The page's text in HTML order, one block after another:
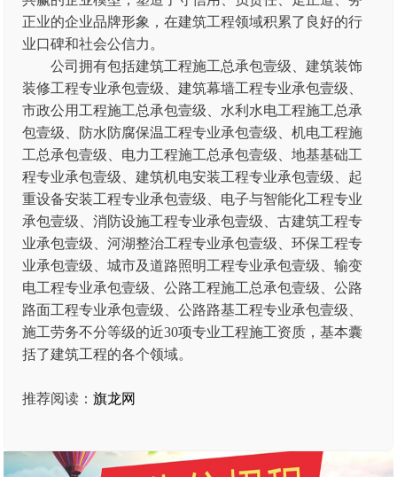
正业的企业品牌形象，在建筑工程领域积累了良好的行
业口碑和社会公信力。
公司拥有包括建筑工程施工总承包壹级、建筑装饰
装修工程专业承包壹级、建筑幕墙工程专业承包壹级、
市政公用工程施工总承包壹级、水利水电工程施工总承
包壹级、防水防腐保温工程专业承包壹级、机电工程施
工总承包壹级、电力工程施工总承包壹级、地基基础工
程专业承包壹级、建筑机电安装工程专业承包壹级、起
重设备安装工程专业承包壹级、电子与智能化工程专业
承包壹级、消防设施工程专业承包壹级、古建筑工程专
业承包壹级、河湖整治工程专业承包壹级、环保工程专
业承包壹级、城市及道路照明工程专业承包壹级、输变
电工程专业承包壹级、公路工程施工总承包壹级、公路
路面工程专业承包壹级、公路路基工程专业承包壹级、
施工劳务不分等级的近30项专业工程施工资质，基本囊
括了建筑工程的各个领域。
推荐阅读：旗龙网